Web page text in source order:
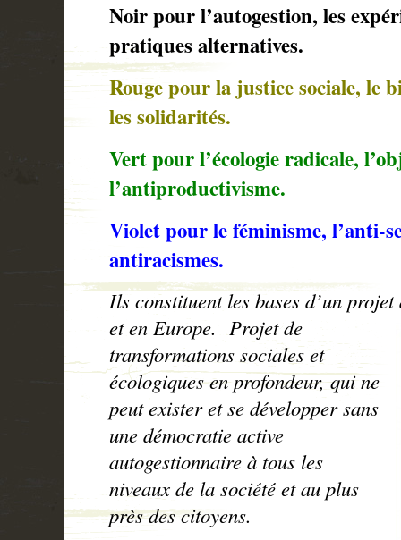
Noir pour l’autogestion, les
pratiques alternatives.
Rouge pour la justice sociale, le
les solidarités.
Vert pour l’écologie radicale,
l’antiproductivisme.
Violet pour le féminisme, l’anti-
antiracismes.
Ils constituent les bases d’un
et en Europe. Projet de
transformations sociales et
écologiques en profondeur, qui ne
peut exister et se développer sans
une démocratie active
autogestionnaire à tous les
niveaux de la société et au plus
près des citoyens.